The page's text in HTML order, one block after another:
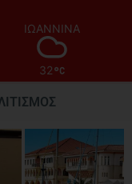
ΙΩΑΝΝΙΝΑ
32